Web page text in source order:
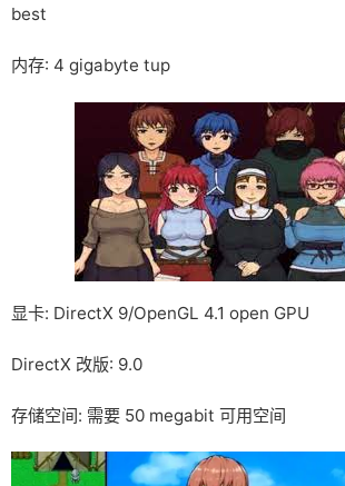
best
内存: 4 gigabyte tup
显卡: DirectX 9/OpenGL 4.1 open GPU
DirectX 改版: 9.0
存储空间: 需要 50 megabit 可用空间